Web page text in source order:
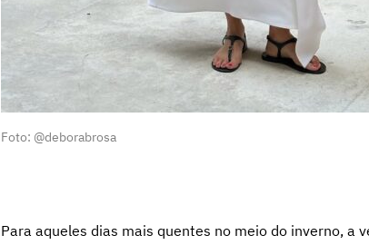
Foto: @deborabrosa
Para aqueles dias mais quentes no meio do inverno, a